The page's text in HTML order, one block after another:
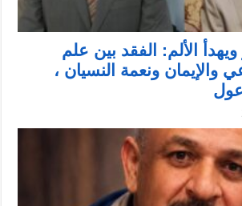
الألم: الفقد بين علم
والإيمان ونعمة النسيان ،